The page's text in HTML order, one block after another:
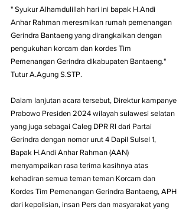
" Syukur Alhamdulillah hari ini bapak H.Andi
Anhar Rahman meresmikan rumah pemenangan
Gerindra Bantaeng yang dirangkaikan dengan
pengukuhan korcam dan kordes Tim
Pemenangan Gerindra dikabupaten Bantaeng."
Tutur A.Agung S.STP.
Dalam lanjutan acara tersebut, Direktur kampanye
Prabowo Presiden 2024 wilayah sulawesi selatan
yang juga sebagai Caleg DPR RI dari Partai
Gerindra dengan nomor urut 4 Dapil Sulsel 1,
Bapak H.Andi Anhar Rahman (AAN)
menyampaikan rasa terima kasihnya atas
kehadiran semua teman teman Korcam dan
Kordes Tim Pemenangan Gerindra Bantaeng, APH
dari kepolisian, insan Pers dan masyarakat yang